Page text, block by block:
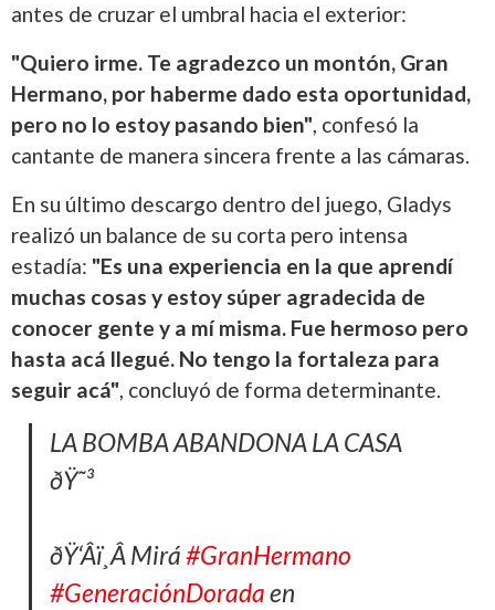
antes de cruzar el umbral hacia el exterior:
"Quiero irme. Te agradezco un montón, Gran
Hermano, por haberme dado esta oportunidad,
pero no lo estoy pasando bien", confesó la
cantante de manera sincera frente a las cámaras.
En su último descargo dentro del juego, Gladys
realizó un balance de su corta pero intensa
estadía: "Es una experiencia en la que aprendí
muchas cosas y estoy súper agradecida de
conocer gente y a mí misma. Fue hermoso pero
hasta acá llegué. No tengo la fortaleza para
seguir acá", concluyó de forma determinante.
LA BOMBA ABANDONA LA CASA
ðŸ˜³
ðŸ‘Âï¸Â Mirá#GranHermano
#GeneraciónDoradaen